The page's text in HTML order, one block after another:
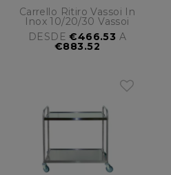
Carrello Ritiro Vassoi In
Inox 10/20/30 Vassoi
DESDE€466.53 A
€883.52